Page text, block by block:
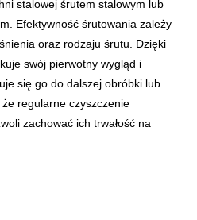
stalowej śrutem stalowym lub
Efektywność śrutowania zależy
oraz rodzaju śrutu. Dzięki
swój pierwotny wygląd i
się go do dalszej obróbki lub
regularne czyszczenie
zachować ich trwałość na